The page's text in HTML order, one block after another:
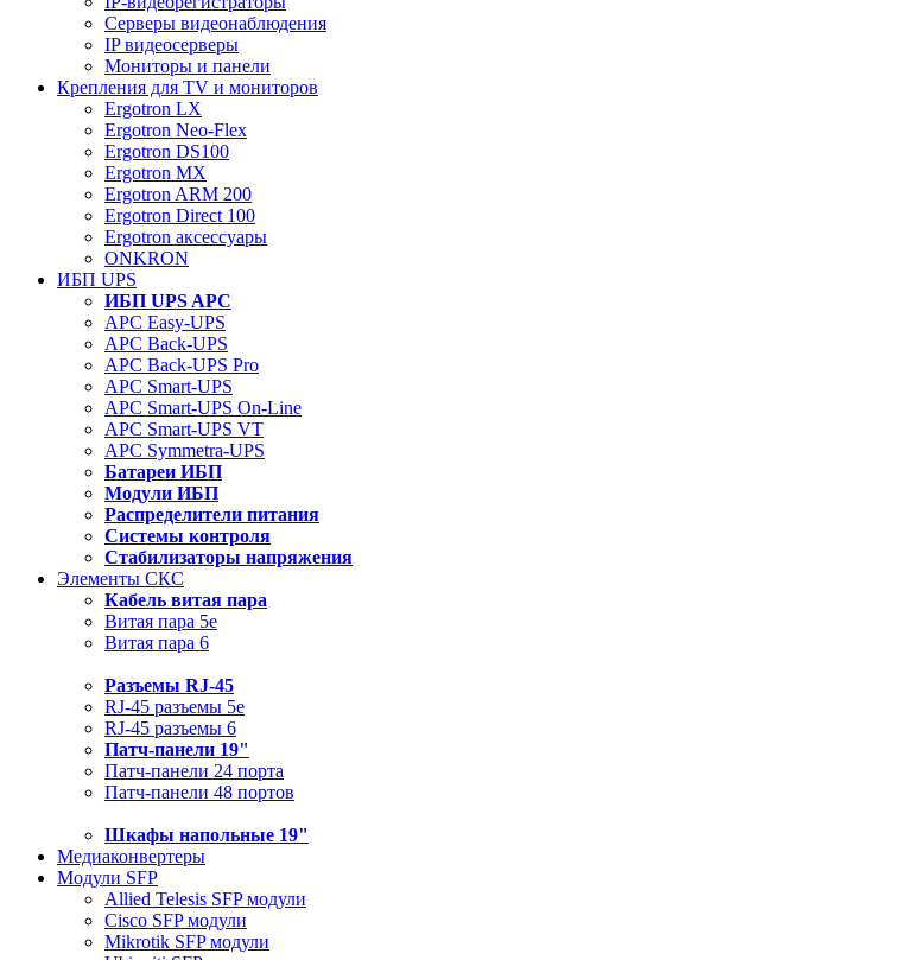
Серверы видеонаблюдения
IP видеосерверы
Мониторы и панели
Крепления для TV и мониторов
Ergotron LX
Ergotron Neo-Flex
Ergotron DS100
Ergotron MX
Ergotron ARM 200
Ergotron Direct 100
Ergotron аксессуары
ONKRON
ИБП UPS
ИБП UPS APC
APC Easy-UPS
APC Back-UPS
APC Back-UPS Pro
APC Smart-UPS
APC Smart-UPS On-Line
APC Smart-UPS VT
APC Symmetra-UPS
Батареи ИБП
Модули ИБП
Распределители питания
Системы контроля
Стабилизаторы напряжения
Элементы СКС
Кабель витая пара
Витая пара 5e
Витая пара 6
Разъемы RJ-45
RJ-45 разъемы 5e
RJ-45 разъемы 6
Патч-панели 19"
Патч-панели 24 порта
Патч-панели 48 портов
Шкафы напольные 19"
Медиаконвертеры
Модули SFP
Allied Telesis SFP модули
Cisco SFP модули
Mikrotik SFP модули